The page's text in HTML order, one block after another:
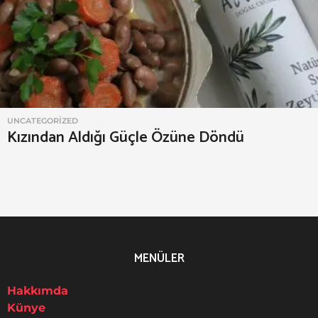
t
i
n
y
a
g
UNCATEGORIZED
Kızından Aldığı Güçle Özüne Döndü
MENÜLER
Hakkımda
Künye